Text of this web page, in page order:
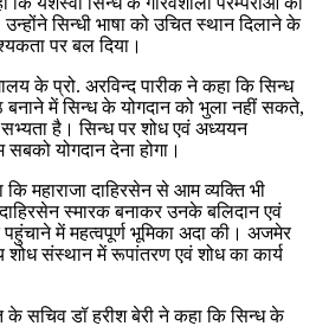
सिन्धी भाषा को उचित स्थान दिलाने के
पर बल दिया।
के प्रो. अरविन्द पारीक ने कहा कि सिन्ध
बनाने में सिन्ध के योगदान को भुला नहीं सकते,
सभ्यता है। सिन्ध पर शोध एवं अध्ययन
योगदान देना होगा।
महाराजा दाहिरसेन से आम व्यक्ति भी
स्मारक बनाकर उनके बलिदान एवं
में महत्वपूर्ण भूमिका अदा की। अजमेर
शोध संस्थान में रूपांतरण एवं शोध का कार्य
के सचिव डॉ हरीश बेरी ने कहा कि सिन्ध के